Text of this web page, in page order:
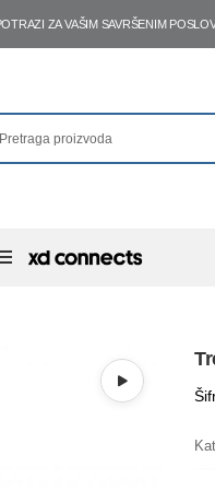
ZA VAŠIM SAVRŠENIM